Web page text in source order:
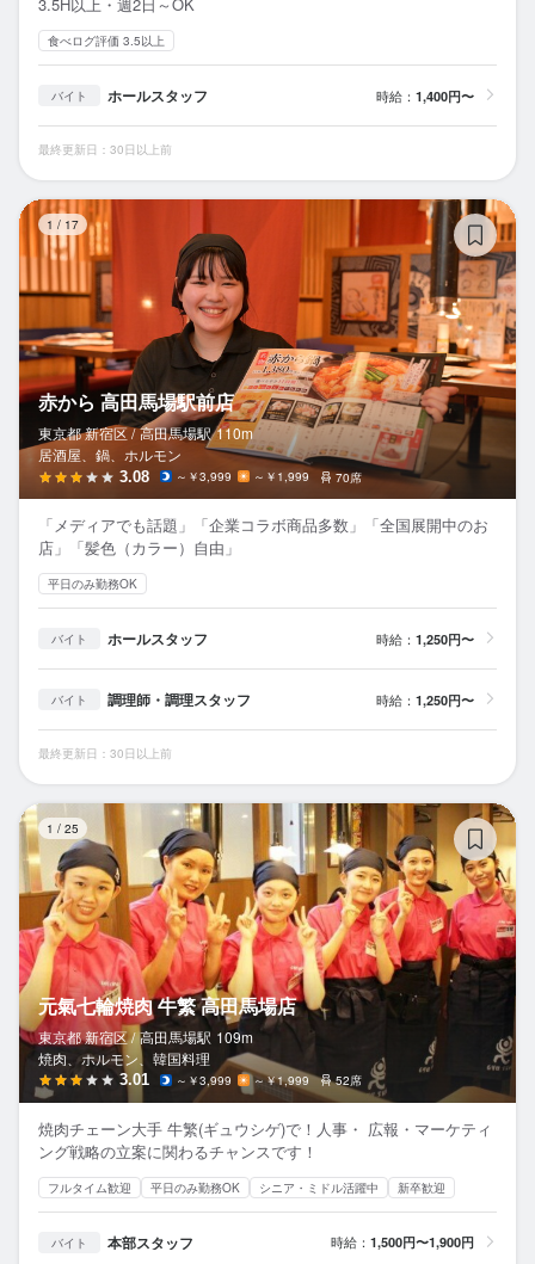
食べログ評価 3.5以上
バイト ホールスタッフ 時給： 1,400円〜
最終更新日：30日以上前
1 / 17
赤から 高田馬場駅前店
東京都 新宿区 / 高田馬場駅 110m
居酒屋、鍋、ホルモン
3.08 ～￥3,999 ～￥1,999 70席
「メディアでも話題」「企業コラボ商品多数」「全国展開中のお
店」「髪色（カラー）自由」
平日のみ勤務OK
バイト ホールスタッフ 時給： 1,250円〜
バイト 調理師・調理スタッフ 時給： 1,250円〜
最終更新日：30日以上前
1 / 25
元氣七輪焼肉 牛繁 高田馬場店
東京都 新宿区 / 高田馬場駅 109m
焼肉、ホルモン、韓国料理
3.01 ～￥3,999 ～￥1,999 52席
焼肉チェーン大手 牛繁(ギュウシゲ)で！人事・ 広報・マーケティ
ング戦略の立案に関わるチャンスです！
フルタイム歓迎 平日のみ勤務OK シニア・ミドル活躍中 新卒歓迎
バイト 本部スタッフ 時給： 1,500円〜1,900円